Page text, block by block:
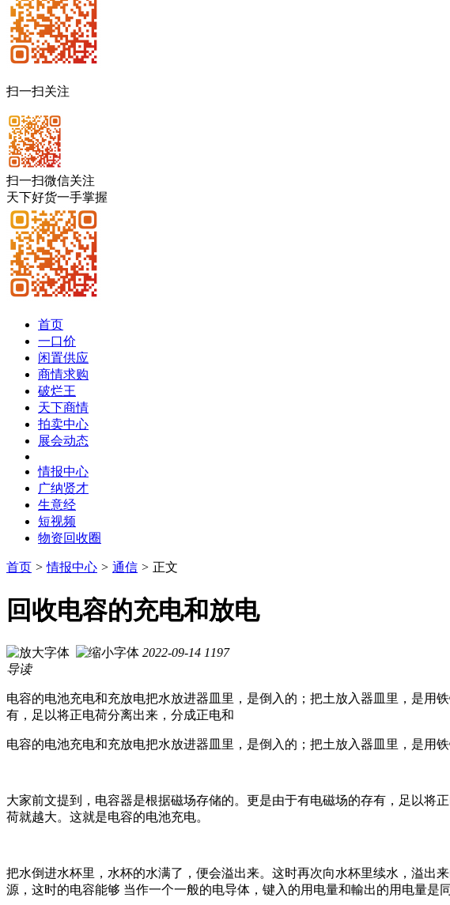
扫一扫关注
扫一扫微信关注
天下好货一手掌握
首页
一口价
闲置供应
商情求购
破烂王
天下商情
拍卖中心
展会动态
情报中心
广纳贤才
生意经
短视频
物资回收圈
首页 > 情报中心 > 通信 > 正文
回收电容的充电和放电
2022-09-14 1197
导读
电容的电池充电和充放电把水放进器皿里，是倒入的；把土放入器皿里，是用
有，足以将正电荷分离出来，分成正电和
电容的电池充电和充放电把水放进器皿里，是倒入的；把土放入器皿里，是用
大家前文提到，电容器是根据磁场存储的。更是由于有电磁场的存有，足以将
荷就越大。这就是电容的电池充电。
把水倒进水杯里，水杯的水满了，便会溢出来。这时再次向水杯里续水，溢出
源，这时的电容能够 当作一个一般的电导体，键入的用电量和輸出的用电量是同